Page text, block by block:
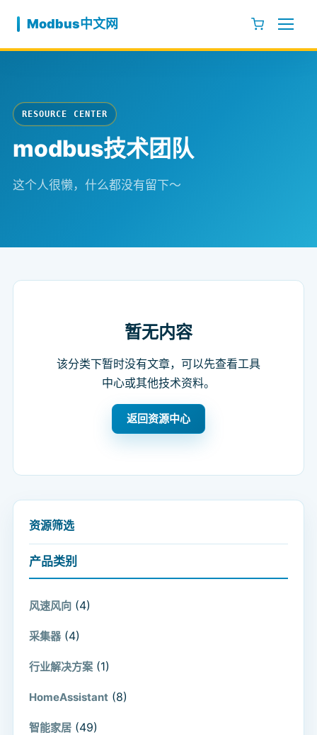
Modbus中文网
RESOURCE CENTER
modbus技术团队
这个人很懒，什么都没有留下～
暂无内容
该分类下暂时没有文章，可以先查看工具
中心或其他技术资料。
返回资源中心
资源筛选
产品类别
风速风向 (4)
采集器 (4)
行业解决方案 (1)
HomeAssistant (8)
智能家居 (49)